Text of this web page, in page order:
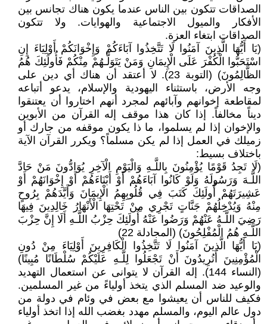
الصداقات تتكون بين الناس عندما يكون هناك تجانس بين
الأفكار والميول الاجتماعية والهوايات. ولا تتكون
الصداقات ابتغاء العزة.
(يَا أَيُّهَا الَّذِينَ آمَنُوا لَا تَتَّخِذُوا آبَاءَكُمْ وَإِخْوَانَكُمْ أَوْلِيَاءَ إِنِ
اسْتَحَبُّوا الْكُفْرَ عَلَى الْإِيمَانِ وَمَنْ يَتَوَلَّـهُمْ مِنْكُمْ فَأُولَئِكَ هُمُ
الظَّالِمُونَ) (التوبة 23). لا أعتقد أن هناك أي دين على
وجه الأرض، باستثناء اليهودية والإسلام، يدعو أتباعه
لمقاطعة إخوانهم وآبائهم لمجرد أنهم اختاروا أن يعتنقوا
ديناً مخالفاً. إذا كان هذا موقف إله القرآن من الأبوين
والإخوان إذا لم يسلموا، ما ذا يكون موقفه من جارك أو
زميلك في العمل إذا لم يكن مسلماً؟ ويكرر القرآن الآية
باختلاف بسيط:
(لَا تَجِدُ قَوْمًا يُؤْمِنُونَ بِاللَّـهِ وَالْيَوْمِ الْآخِرِ يُوَادُّونَ مَنْ حَادَّ
اللَّـهَ وَرَسُولَهُ وَلَوْ كَانُوا آبَاءَهُمْ أَوْ أَبْنَاءَهُمْ أَوْ إِخْوَانَهُمْ أَوْ
عَشِيرَتَهُمْ أُولَئِكَ كَتَبَ فِي قُلُوبِهِمُ الْإِيمَانَ وَأَيَّدَهُمْ بِرُوحٍ
مِنْهُ وَيُدْخِلُهُمْ جَنَّاتٍ تَجْرِي مِنْ تَحْتِهَا الْأَنْهَارُ خَالِدِينَ فِيهَا
رَضِيَ اللَّـهُ عَنْهُمْ وَرَضُوا عَنْهُ أُولَئِكَ حِزْبُ اللَّـهِ أَلَا إِنَّ حِزْبَ
اللَّـهِ هُمُ الْمُفْلِحُونَ) (المجادلة 22)
(يَا أَيُّهَا الَّذِينَ آمَنُوا لَا تَتَّخِذُوا الْكَافِرِينَ أَوْلِيَاءَ مِنْ دُونِ
الْمُؤْمِنِينَ أَتُرِيدُونَ أَنْ تَجْعَلُوا لِلَّـهِ عَلَيْكُمْ سُلْطَانًا مُبِينًا)
(النساء 144). إله القرآن لا يتوانى عن استعمال التهديد
والوعيد ضد المسلم الذي يتخذ أولياءً من غير المسلمين.
فكيف للناس أن يعيشوا مع بعض في وئام في دولة من
دول عالم اليوم، والمسلم مهدد بغضب الله إذا اتخذ أولياء